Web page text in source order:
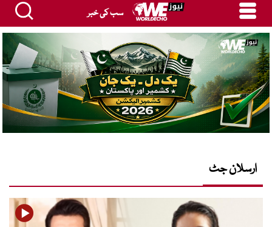
سب کی خبر
ارسلان جٹ